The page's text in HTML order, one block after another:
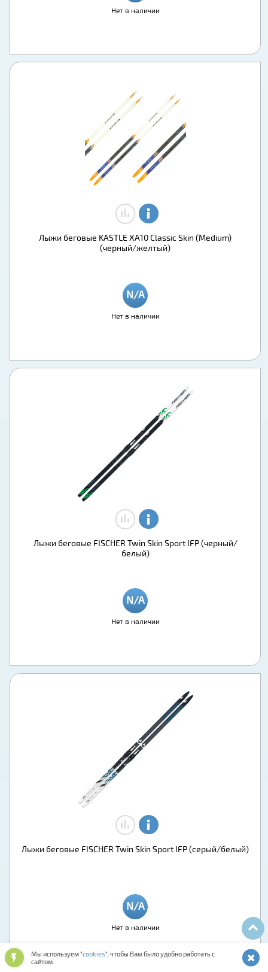
Нет в наличии
Лыжи беговые KASTLE XA10 Classic Skin (Medium)
(черный/желтый)
Нет в наличии
Лыжи беговые FISCHER Twin Skin Sport IFP (черный/
белый)
Нет в наличии
Лыжи беговые FISCHER Twin Skin Sport IFP (серый/белый)
Нет в наличии
Мы используем "cookies", чтобы Вам было удобно работать с
сайтом.